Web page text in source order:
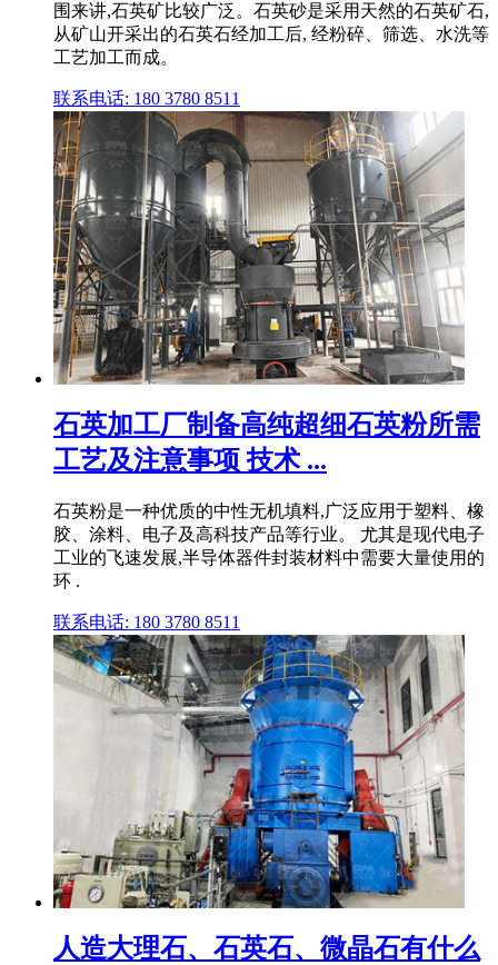
围来讲,石英矿比较广泛。石英砂是采用天然的石英矿石,
从矿山开采出的石英石经加工后, 经粉碎、筛选、水洗等
工艺加工而成。
联系电话: 180 3780 8511
石英加工厂制备高纯超细石英粉所需
工艺及注意事项 技术 ...
石英粉是一种优质的中性无机填料,广泛应用于塑料、橡
胶、涂料、电子及高科技产品等行业。 尤其是现代电子
工业的飞速发展,半导体器件封装材料中需要大量使用的
环 .
联系电话: 180 3780 8511
人造大理石、石英石、微晶石有什么